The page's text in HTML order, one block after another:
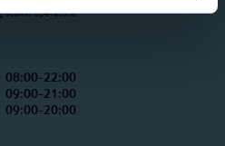
stawki operatora
08:00-22:00
09:00-21:00
09:00-20:00